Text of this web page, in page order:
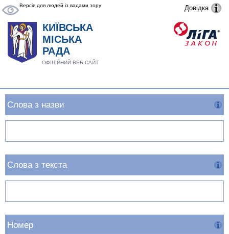
Довідка
Версія для людей із вадами зору
КИЇВСЬКА
МІСЬКА
РАДА
ОФІЦІЙНИЙ ВЕБ-САЙТ
Слова з назви
Слова з текста
Номер